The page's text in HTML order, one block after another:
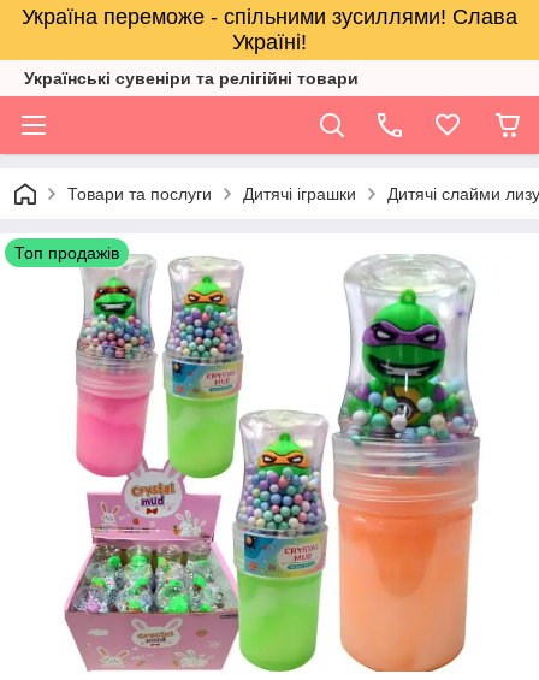
Україна переможе - спільними зусиллями! Слава
Україні!
Українські сувеніри та релігійнi товари
Товари та послуги Дитячі іграшки Дитячі слайми
Топ продажів